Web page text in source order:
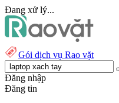
Đang xử lý...
Gói dịch vụ Rao vặt
Đăng nhập
Đăng tin